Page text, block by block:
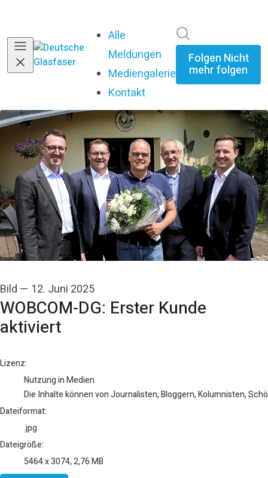
Alle
Meldungen
Mediengalerie
Kontakt
Folgen Nicht
mehr folgen
Bild — 12. Juni 2025
WOBCOM-DG: Erster Kunde
aktiviert
go to media item
Lizenz:
Nutzung in Medien
Die Inhalte können von Journalisten, Bloggern, Kolumnisten,
Dateiformat:
.jpg
Dateigröße:
5464 x 3074, 2,76 MB